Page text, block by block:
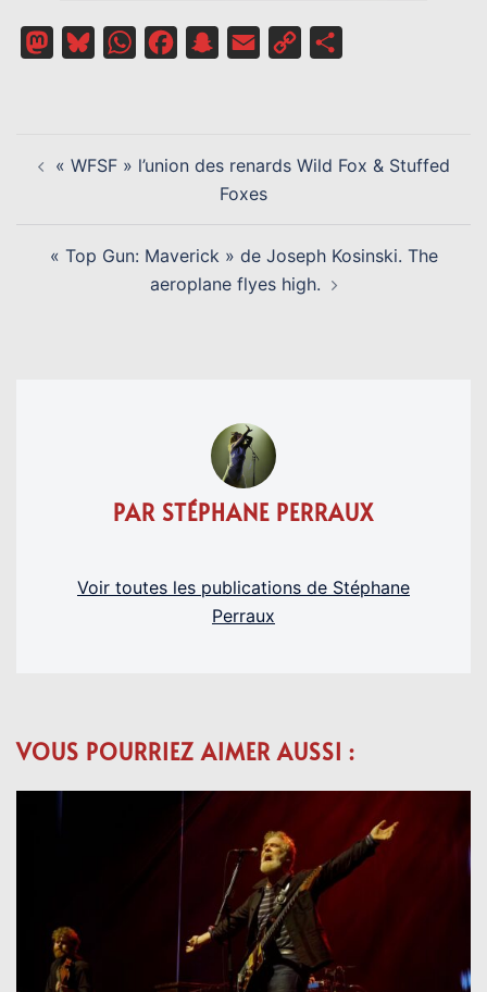
MastodonBlueskyWhatsAppFacebookSnapchat
Email
Copy
D’ARTICLE
« WFSF » l’union des renards Wild Fox & Stuffed
Foxes
« Top Gun: Maverick » de Joseph Kosinski. The
aeroplane flyes high.
PAR STÉPHANE PERRAUX
Voir toutes les publications de Stéphane
Perraux
VOUS POURRIEZ AIMER AUSSI :